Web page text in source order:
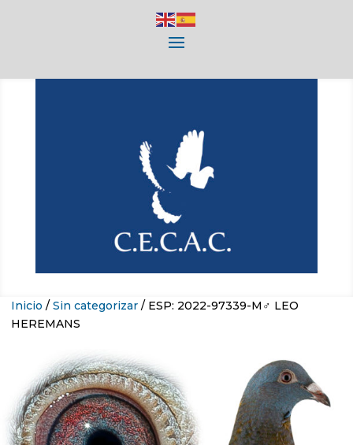
Inicio / Sin categorizar / ESP: 2022-97339-M♂ LEO
HEREMANS